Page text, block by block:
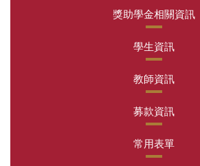
獎助學金相關資訊
學生資訊
教師資訊
募款資訊
常用表單